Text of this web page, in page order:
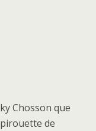
Chosson que
de